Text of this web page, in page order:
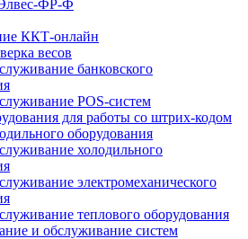
ФР-Ф
ККТ-онлайн
весов
банковского
POS-систем
для работы со штрих-кодом
оборудования
холодильного
электромеханического
теплового оборудования
и обслуживание систем